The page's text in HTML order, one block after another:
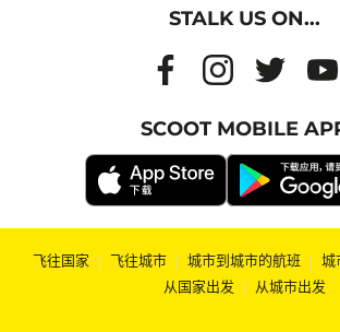
STALK US ON...
SCOOT MOBILE
飞往国家 | 飞往城市 | 城市到城市的航班 | 城
从国家出发 | 从城市出发